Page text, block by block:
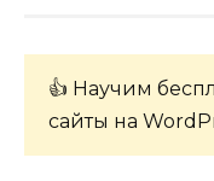
👍 Научим
сайты на